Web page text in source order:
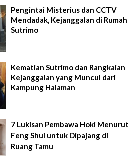
Pengintai Misterius dan CCTV
Mendadak, Kejanggalan di Rumah
Sutrimo
Kematian Sutrimo dan Rangkaian
Kejanggalan yang Muncul dari
Kampung Halaman
7 Lukisan Pembawa Hoki Menurut
Feng Shui untuk Dipajang di
Ruang Tamu